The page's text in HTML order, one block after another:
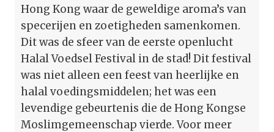
Hong Kong waar de geweldige aroma’s van
specerijen en zoetigheden samenkomen.
Dit was de sfeer van de eerste openlucht
Halal Voedsel Festival in de stad! Dit festival
was niet alleen een feest van heerlijke en
halal voedingsmiddelen; het was een
levendige gebeurtenis die de Hong Kongse
Moslimgemeenschap vierde. Voor meer